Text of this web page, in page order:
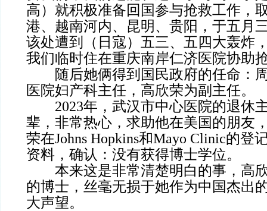
高）就积极准备回国参与抢救工作，
港、越南河内、昆明、贵阳，于五月
该处遭到（日寇）五三、五四大轰炸
我们临时住在重庆南岸仁济医院协
随后她俩得到国民政府的任命：
医院妇产科主任，高欣荣为副主任。
2023年，武汉市中心医院的退休
辈，非常热心，求助他在美国的朋友
荣在Johns Hopkins和Mayo Clinic的登
资料，确认：没有获得博士学位。
本来这是非常清楚明白的事，高
的博士，丝毫无损于她作为中国杰出
大声望。